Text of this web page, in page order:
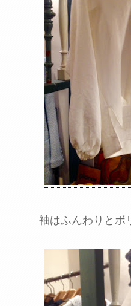
袖はふんわりとボ